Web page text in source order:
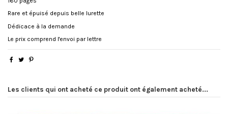
Rare et épuisé depuis belle lurette
Dédicace à la demande
Le prix comprend l'envoi par lettre
Les clients qui ont acheté ce produit ont également acheté...